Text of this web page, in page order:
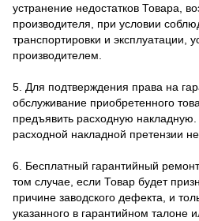
устранение недостатков Товара,
производителя, при условии
транспортировки и эксплуатации,
производителем.
5. Для подтверждения права на
обслуживание приобретенного
предъявить расходную
расходной накладной претензии
6. Бесплатный гарантийный
том случае, если Товар будет
причине заводского дефекта, и
указанного в гарантийном талоне